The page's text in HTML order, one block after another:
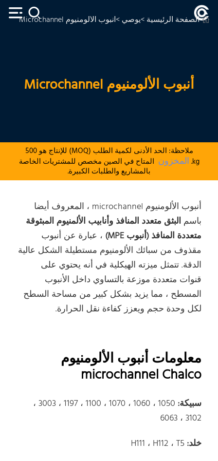
الصفحة الرئيسية>يوصي>أنبوب الألومنيوم Microchannel
أنبوب الألومنيوم Microchannel
ملاحظة: الحد الأدنى لكمية الطلب (MOQ) للإنتاج هو 500
kg. المخزون المتاح في الصين مخصص للمشتريات الخاصة
بالمشاريع والطلبات الكبيرة.
أنبوب الألومنيوم microchannel ، المعروف أيضا
باسم البثق متعدد المنافذ وأنابيب الألمنيوم المبثوقة
متعددة المنافذ (أنبوب MPE)
، عبارة عن أنبوب
مقذوف من سبائك الألومنيوم مستطيلة الشكل عالية
الدقة. تتمثل ميزته الهيكلية في أنه يحتوي على
قنوات متعددة موزعة بالتساوي داخل الأنبوب
المسطح ، مما يزيد بشكل كبير من مساحة السطح
لكل وحدة حجم ويعزز كفاءة نقل الحرارة.
معلومات أنبوب الألومنيوم
microchannel Chalco
سبيكة:
1050 ، 1060 ، 1070 ، 1100 ، 1197 ، 3003 ،
3102 ، 6063
خلد: H111 ، H112 ، T5